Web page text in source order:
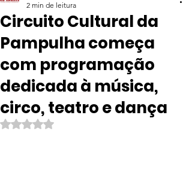
Circuito Cultural da
Pampulha começa
com programação
dedicada à música,
circo, teatro e dança
2 min de leitura
Avaliado com NaN de 5 estrelas.